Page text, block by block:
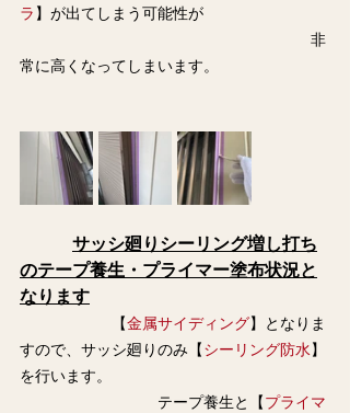
ラ 】が出てしまう可能性が
非
常に高くなってしまいます。
サッシ廻りシーリング増し打ち
のテープ養生・プライマー塗布状況と
なります
【金属サイディング】となりま
すので、サッシ廻りのみ【シーリング防水】
を行います。
テープ養生と【プライマ